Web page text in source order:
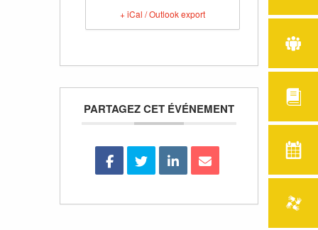
+ iCal / Outlook export
PARTAGEZ CET ÉVÉNEMENT